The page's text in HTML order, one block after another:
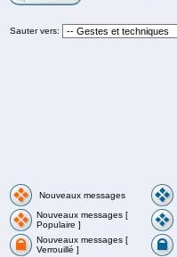
Sauter vers:
Nouveaux messages
Nouveaux messages [
Populaire ]
Nouveaux messages [
Verrouillé ]